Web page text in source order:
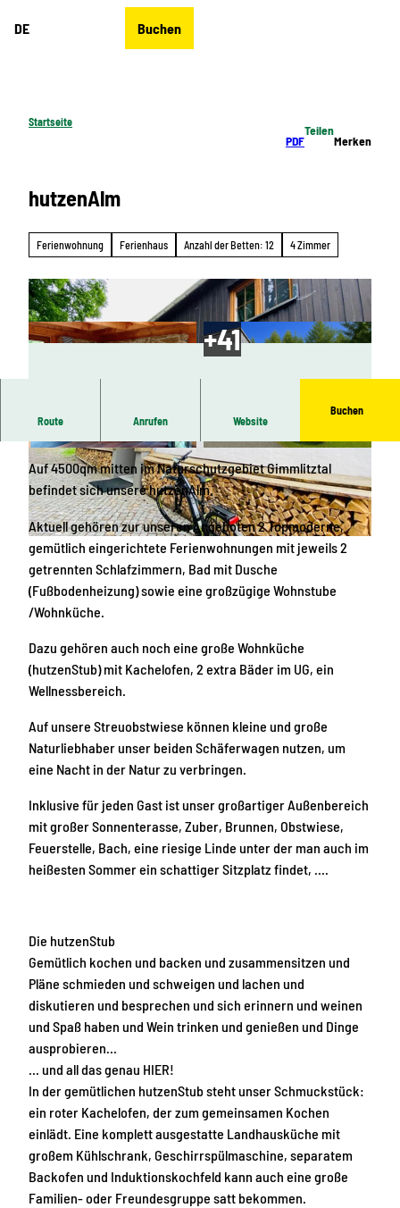
DE Buchen
Startseite
PDF
Teilen
Merken
hutzenAlm
Ferienwohnung Ferienhaus Anzahl der Betten: 12 4 Zimmer
F
e
r
i
n
h
o
f
H
z
e
n
A
W
e
l
l
n
e
s
s
e
r
e
c
h
T
e
r
r
a
s
s
Route Anrufen Website
Buchen
Auf 4500qm mitten im Naturschutzgebiet Gimmlitztal
befindet sich unsere hutzenAlm.
Aktuell gehören zur unseren Angeboten 2 Topmoderne,
gemütlich eingerichtete Ferienwohnungen mit jeweils 2
getrennten Schlafzimmern, Bad mit Dusche
(Fußbodenheizung) sowie eine großzügige Wohnstube
/Wohnküche.
Dazu gehören auch noch eine große Wohnküche
(hutzenStub) mit Kachelofen, 2 extra Bäder im UG, ein
Wellnessbereich.
Auf unsere Streuobstwiese können kleine und große
Naturliebhaber unser beiden Schäferwagen nutzen, um
eine Nacht in der Natur zu verbringen.
Inklusive für jeden Gast ist unser großartiger Außenbereich
mit großer Sonnenterasse, Zuber, Brunnen, Obstwiese,
Feuerstelle, Bach, eine riesige Linde unter der man auch im
heißesten Sommer ein schattiger Sitzplatz findet, ….
Die hutzenStub
Gemütlich kochen und backen und zusammensitzen und
Pläne schmieden und schweigen und lachen und
diskutieren und besprechen und sich erinnern und weinen
und Spaß haben und Wein trinken und genießen und Dinge
ausprobieren…
… und all das genau HIER!
In der gemütlichen hutzenStub steht unser Schmuckstück:
ein roter Kachelofen, der zum gemeinsamen Kochen
einlädt. Eine komplett ausgestatte Landhausküche mit
großem Kühlschrank, Geschirrspülmaschine, separatem
Backofen und Induktionskochfeld kann auch eine große
Familien- oder Freundesgruppe satt bekommen.